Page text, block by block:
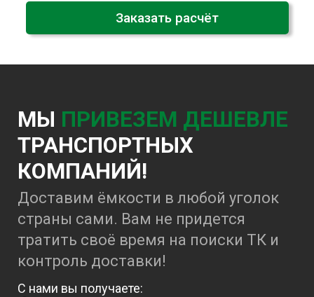
Заказать расчёт
МЫ ПРИВЕЗЕМ ДЕШЕВЛЕ
ТРАНСПОРТНЫХ
КОМПАНИЙ!
Доставим ёмкости в любой уголок
страны сами. Вам не придется
тратить своё время на поиски ТК и
контроль доставки!
С нами вы получаете: